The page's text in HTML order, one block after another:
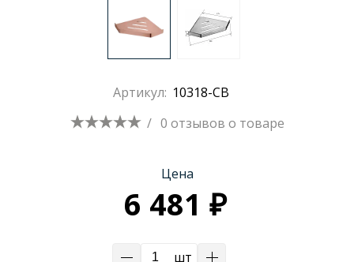
Душевые поддоны
Душевые уголки и ограждения
Артикул: 10318-CB
/ 0 отзывов о товаре
Цена
6 481 ₽
шт